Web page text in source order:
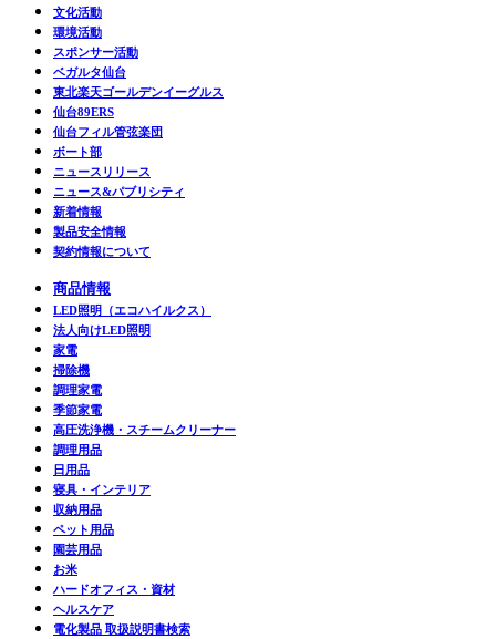
文化活動
環境活動
スポンサー活動
ベガルタ仙台
東北楽天ゴールデンイーグルス
仙台89ERS
仙台フィル管弦楽団
ボート部
ニュースリリース
ニュース&パブリシティ
新着情報
製品安全情報
契約情報について
商品情報
LED照明（エコハイルクス）
法人向けLED照明
家電
掃除機
調理家電
季節家電
高圧洗浄機・スチームクリーナー
調理用品
日用品
寝具・インテリア
収納用品
ペット用品
園芸用品
お米
ハードオフィス・資材
ヘルスケア
電化製品 取扱説明書検索